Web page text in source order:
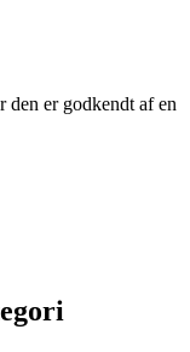
den er godkendt af en